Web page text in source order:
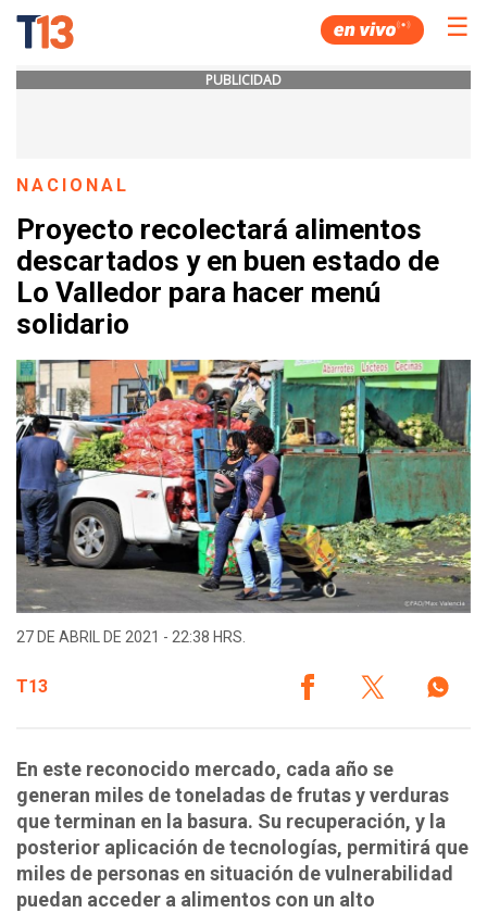
☰
PUBLICIDAD
NACIONAL
Proyecto recolectará alimentos
descartados y en buen estado de
Lo Valledor para hacer menú
solidario
27 DE ABRIL DE 2021 - 22:38 HRS.
T13
En este reconocido mercado, cada año se
generan miles de toneladas de frutas y verduras
que terminan en la basura. Su recuperación, y la
posterior aplicación de tecnologías, permitirá que
miles de personas en situación de vulnerabilidad
puedan acceder a alimentos con un alto